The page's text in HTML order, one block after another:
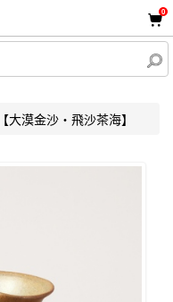
0
【大漠金沙・飛沙茶海】